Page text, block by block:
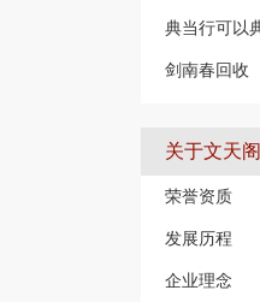
典当行可以
剑南春回收
关于文天阁
荣誉资质
发展历程
企业理念